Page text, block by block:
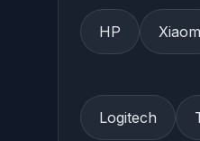
HP
Logitech